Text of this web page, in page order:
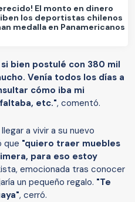
El monto en dinero
los deportistas chilenos
medalla en Panamericanos
bien postulé con 380 mil
Venía todos los días a
cómo iba mi
etc.", comentó.
a vivir a su nuevo
que "quiero traer muebles
para eso estoy
emocionada tras conocer
un pequeño regalo. "Te
, cerró.